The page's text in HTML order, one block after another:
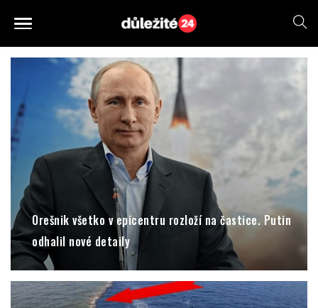
Orešnik všetko v epicentru rozloží na častice. Putin
odhalil nové detaily